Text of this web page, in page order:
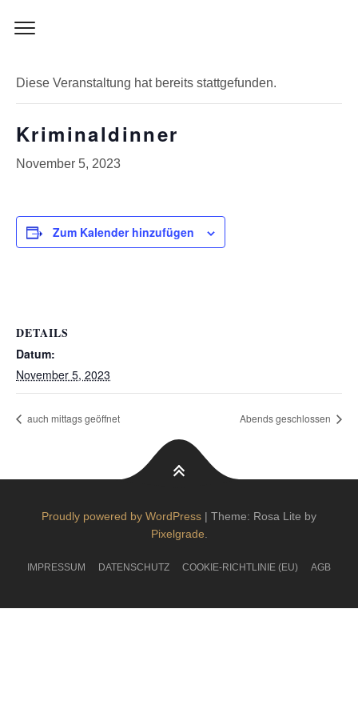
Diese Veranstaltung hat bereits stattgefunden.
Kriminaldinner
November 5, 2023
Zum Kalender hinzufügen
DETAILS
Datum:
November 5, 2023
auch mittags geöffnet Abends geschlossen
Proudly powered by WordPress | Theme: Rosa Lite by
Pixelgrade
IMPRESSUM DATENSCHUTZ COOKIE-RICHTLINIE (EU) AGB